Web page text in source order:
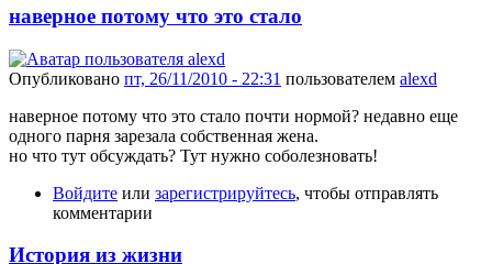
наверное потому что это стало
Опубликовано пт, 26/11/2010 - 22:31 пользователем alexd
наверное потому что это стало почти нормой? недавно еще
одного парня зарезала собственная жена.
но что тут обсуждать? Тут нужно соболезновать!
Войдите или зарегистрируйтесь, чтобы отправлять
комментарии
История из жизни